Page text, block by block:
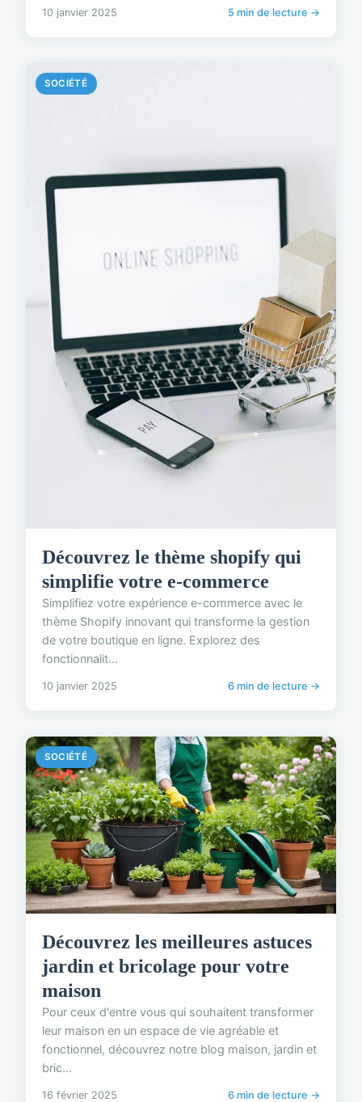
10 janvier 2025 5 min de lecture →
SOCIÉTÉ
Découvrez le thème shopify qui
simplifie votre e-commerce
Simplifiez votre expérience e-commerce avec le
thème Shopify innovant qui transforme la gestion
de votre boutique en ligne. Explorez des
fonctionnalit...
10 janvier 2025 6 min de lecture →
SOCIÉTÉ
Découvrez les meilleures astuces
jardin et bricolage pour votre
maison
Pour ceux d'entre vous qui souhaitent transformer
leur maison en un espace de vie agréable et
fonctionnel, découvrez notre blog maison, jardin et
bric...
16 février 2025 6 min de lecture →